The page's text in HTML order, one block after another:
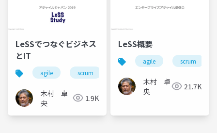
LeSSでつなぐビジネス
とIT
agile scrum
木村 卓
央
1.9K
LeSS概要
agile scrum
木村 卓
央
21.7K